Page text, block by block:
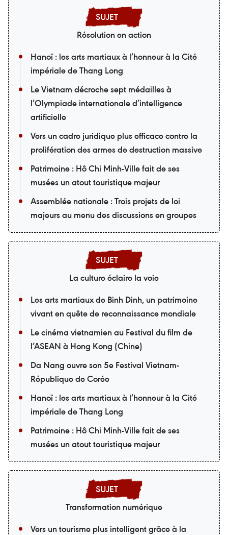
Résolution en action
Hanoï : les arts martiaux à l’honneur à la Cité
impériale de Thang Long
Le Vietnam décroche sept médailles à
l’Olympiade internationale d’intelligence
artificielle
Vers un cadre juridique plus efficace contre la
prolifération des armes de destruction massive
Patrimoine : Hô Chi Minh-Ville fait de ses
musées un atout touristique majeur
Assemblée nationale : Trois projets de loi
majeurs au menu des discussions en groupes
La culture éclaire la voie
Les arts martiaux de Binh Dinh, un patrimoine
vivant en quête de reconnaissance mondiale
Le cinéma vietnamien au Festival du film de
l’ASEAN à Hong Kong (Chine)
Da Nang ouvre son 5e Festival Vietnam-
République de Corée
Hanoï : les arts martiaux à l’honneur à la Cité
impériale de Thang Long
Patrimoine : Hô Chi Minh-Ville fait de ses
musées un atout touristique majeur
Transformation numérique
Vers un tourisme plus intelligent grâce à la